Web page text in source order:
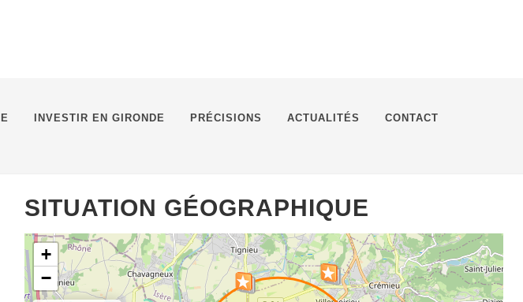
INVESTIR EN GIRONDE PRÉCISIONS ACTUALITÉS CONTACT
SITUATION GÉOGRAPHIQUE
+
−